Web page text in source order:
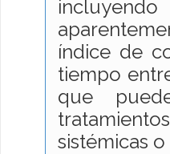
índice de
tiempo
que
sistémicas